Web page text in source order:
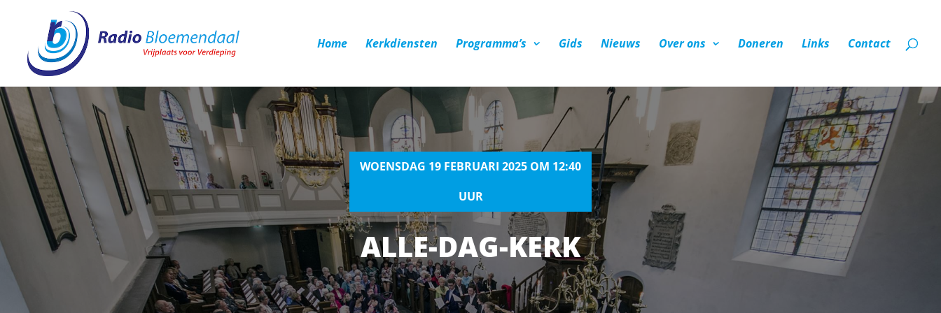
Home Kerkdiensten Programma’s Gids Nieuws Over ons Doneren Links Contact
WOENSDAG 19 FEBRUARI 2025 OM 12:40
UUR
ALLE-DAG-KERK